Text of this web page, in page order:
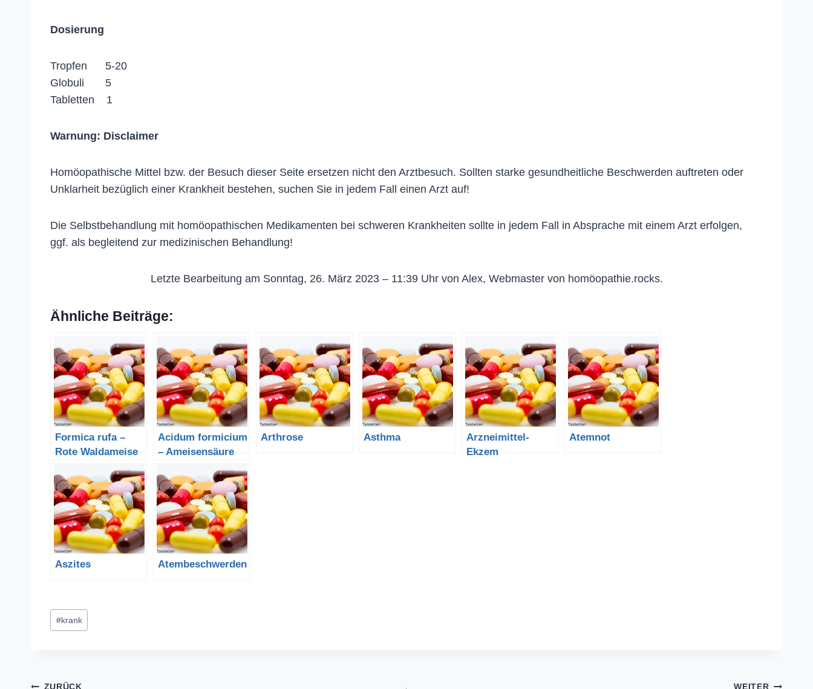
Dosierung
Tropfen 5-20
Globuli 5
Tabletten 1
Warnung: Disclaimer
Homöopathische Mittel bzw. der Besuch dieser Seite ersetzen nicht den Arztbesuch. Sollten starke gesundheitliche Beschwerden auftreten oder
Unklarheit bezüglich einer Krankheit bestehen, suchen Sie in jedem Fall einen Arzt auf!
Die Selbstbehandlung mit homöopathischen Medikamenten bei schweren Krankheiten sollte in jedem Fall in Absprache mit einem Arzt erfolgen,
ggf. als begleitend zur medizinischen Behandlung!
Letzte Bearbeitung am Sonntag, 26. März 2023 – 11:39 Uhr von Alex, Webmaster von homöopathie.rocks.
Ähnliche Beiträge:
Formica rufa –
Rote Waldameise
Acidum formicium
– Ameisensäure
Arthrose Asthma
Arzneimittel-
Ekzem
Atemnot
Aszites Atembeschwerden
Schlagworte:
#krank
ZURÜCK WEITER